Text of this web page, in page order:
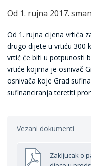
Od 1. rujna 2017.
Od 1. rujna cijena vrtića
drugo dijete u vrtiću 300
vrtić će biti u potpunosti
vrtiće kojima je osnivač
osnivača koje Grad
sufinanciranja teretiti
Vezani dokumenti
Zakljucak o